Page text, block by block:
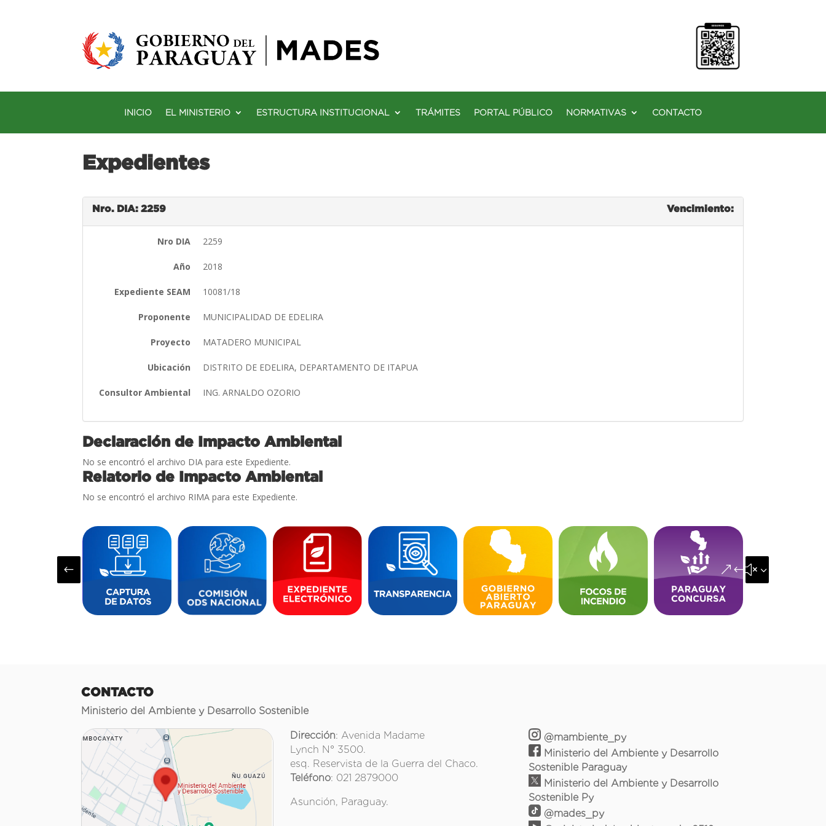
INICIO EL MINISTERIO ESTRUCTURA INSTITUCIONAL TRÁMITES PORTAL PÚBLICO NORMATIVAS CONTACTO
Expedientes
Nro. DIA: 2259 Vencimiento:
Nro DIA 2259
Año 2018
Expediente SEAM 10081/18
Proponente MUNICIPALIDAD DE EDELIRA
Proyecto MATADERO MUNICIPAL
Ubicación DISTRITO DE EDELIRA, DEPARTAMENTO DE ITAPUA
Consultor Ambiental ING. ARNALDO OZORIO
Declaración de Impacto Ambiental
No se encontró el archivo DIA para este Expediente.
Relatorio de Impacto Ambiental
No se encontró el archivo RIMA para este Expediente.
# &#x35;
CONTACTO
Ministerio del Ambiente y Desarrollo Sostenible
Dirección: Avenida Madame
Lynch N° 3500.
esq. Reservista de la Guerra del Chaco.
Teléfono: 021 2879000
Asunción, Paraguay.
@mambiente_py
Ministerio del Ambiente y Desarrollo
Sostenible Paraguay
Ministerio del Ambiente y Desarrollo
Sostenible Py
@mades_py